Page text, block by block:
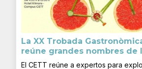
La XX Trobada
reúne grandes nombres de
El CETT reúne a expertos para